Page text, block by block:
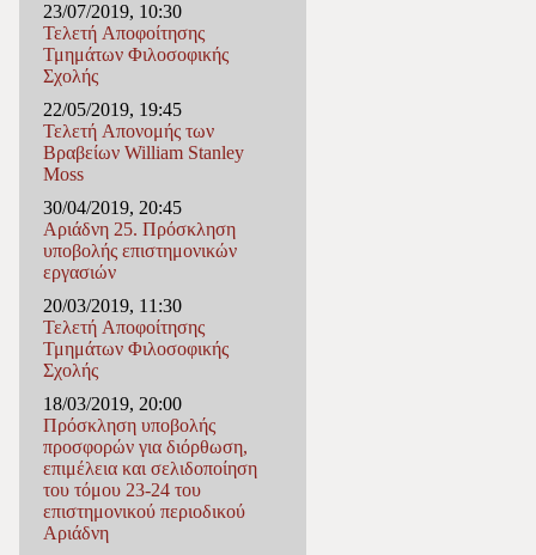
23/07/2019, 10:30
Τελετή Αποφοίτησης
Τμημάτων Φιλοσοφικής
Σχολής
22/05/2019, 19:45
Τελετή Απονομής των
Βραβείων William Stanley
Moss
30/04/2019, 20:45
Αριάδνη 25. Πρόσκληση
υποβολής επιστημονικών
εργασιών
20/03/2019, 11:30
Τελετή Αποφοίτησης
Τμημάτων Φιλοσοφικής
Σχολής
18/03/2019, 20:00
Πρόσκληση υποβολής
προσφορών για διόρθωση,
επιμέλεια και σελιδοποίηση
του τόμου 23-24 του
επιστημονικού περιοδικού
Αριάδνη